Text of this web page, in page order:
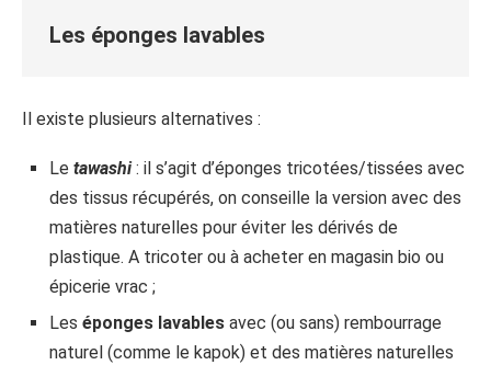
Les éponges lavables
Il existe plusieurs alternatives :
Le tawashi: il s’agit d’éponges tricotées/tissées avec
des tissus récupérés, on conseille la version avec des
matières naturelles pour éviter les dérivés de
plastique. A tricoter ou à acheter en magasin bio ou
épicerie vrac ;
Les éponges lavables avec (ou sans) rembourrage
naturel (comme le kapok) et des matières naturelles